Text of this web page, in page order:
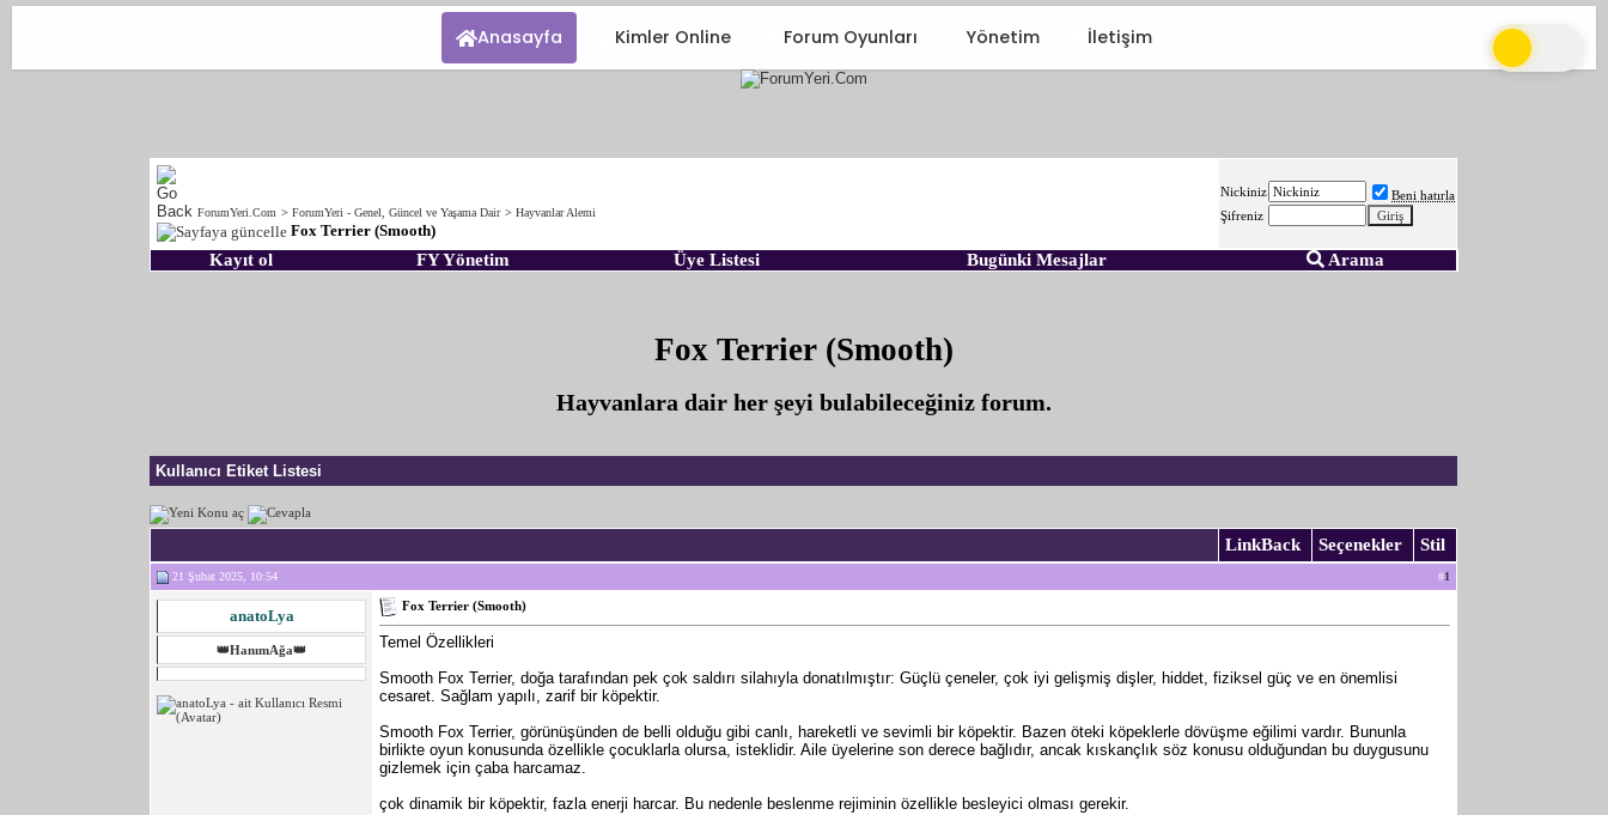
Anasayfa Kimler Online Forum Oyunları Yönetim İletişim
ForumYeri.Com >ForumYeri - Genel, Güncel ve Yaşama Dair >Hayvanlar Alemi
Fox Terrier (Smooth)
Nickiniz
Beni hatırla
Şifreniz
Kayıt ol FY Yönetim Üye Listesi Bugünki Mesajlar Arama
Fox Terrier (Smooth)
Hayvanlara dair her şeyi bulabileceğiniz forum.
Kullanıcı Etiket Listesi
LinkBack Seçenekler Stil
21 Şubat 2025, 10:54 #1
anatoLya
👑HanımAğa👑
Fox Terrier (Smooth)
Temel Özellikleri
Smooth Fox Terrier, doğa tarafından pek çok saldırı silahıyla donatılmıştır: Güçlü çeneler, çok iyi gelişmiş dişler, hiddet, fiziksel güç ve en önemlisi
cesaret. Sağlam yapılı, zarif bir köpektir.
Smooth Fox Terrier, görünüşünden de belli olduğu gibi canlı, hareketli ve sevimli bir köpektir. Bazen öteki köpeklerle dövüşme eğilimi vardır. Bununla
birlikte oyun konusunda özellikle çocuklarla olursa, isteklidir. Aile üyelerine son derece bağlıdır, ancak kıskançlık söz konusu olduğundan bu duygusunu
gizlemek için çaba harcamaz.
çok dinamik bir köpektir, fazla enerji harcar. Bu nedenle beslenme rejiminin özellikle besleyici olması gerekir.